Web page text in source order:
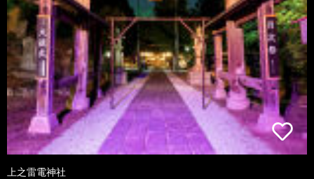
上之雷電神社